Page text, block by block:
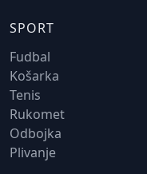
SPORT
Fudbal
Košarka
Tenis
Rukomet
Odbojka
Plivanje